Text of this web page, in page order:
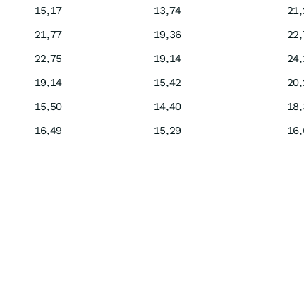
15,17 13,74
21,77 19,36
22,75 19,14
19,14 15,42
15,50 14,40
16,49 15,29